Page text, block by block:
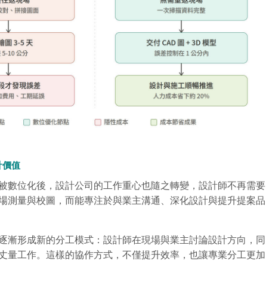
值
數位化後，設計公司的工作重心也隨之轉變，設計師不再需要
測量與校圖，而能專注於與業主溝通、深化設計與提升提案品
漸形成新的分工模式：設計師在現場與業主討論設計方向，同
量工作。這樣的協作方式，不僅提升效率，也讓專業分工更加